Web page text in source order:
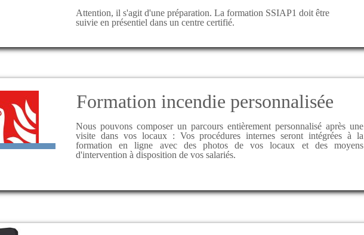
Attention, il s'agit d'une préparation. La formation SSIAP1 doit être
suivie en présentiel dans un centre certifié.
Nous pouvons composer un parcours entièrement personnalisé après une
visite dans vos locaux : Vos procédures internes seront intégrées à la
formation en ligne avec des photos de vos locaux et des moyens
d'intervention à disposition de vos salariés.
Formation incendie personnalisée